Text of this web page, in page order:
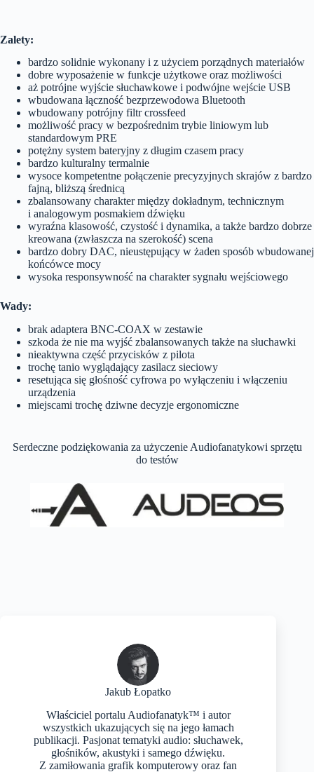
Zalety:
bardzo solidnie wykonany i z użyciem porządnych materiałów
dobre wyposażenie w funkcje użytkowe oraz możliwości
aż potrójne wyjście słuchawkowe i podwójne wejście USB
wbudowana łączność bezprzewodowa Bluetooth
wbudowany potrójny filtr crossfeed
możliwość pracy w bezpośrednim trybie liniowym lub
standardowym PRE
potężny system bateryjny z długim czasem pracy
bardzo kulturalny termalnie
wysoce kompetentne połączenie precyzyjnych skrajów z bardzo
fajną, bliższą średnicą
zbalansowany charakter między dokładnym, technicznym
i analogowym posmakiem dźwięku
wyraźna klasowość, czystość i dynamika, a także bardzo dobrze
kreowana (zwłaszcza na szerokość) scena
bardzo dobry DAC, nieustępujący w żaden sposób wbudowanej
końcówce mocy
wysoka responsywność na charakter sygnału wejściowego
Wady:
brak adaptera BNC-COAX w zestawie
szkoda że nie ma wyjść zbalansowanych także na słuchawki
nieaktywna część przycisków z pilota
trochę tanio wyglądający zasilacz sieciowy
resetująca się głośność cyfrowa po wyłączeniu i włączeniu
urządzenia
miejscami trochę dziwne decyzje ergonomiczne
Serdeczne podziękowania za użyczenie Audiofanatykowi sprzętu
do testów
Jakub Łopatko
Właściciel portalu Audiofanatyk™ i autor
wszystkich ukazujących się na jego łamach
publikacji. Pasjonat tematyki audio: słuchawek,
głośników, akustyki i samego dźwięku.
Z zamiłowania grafik komputerowy oraz fan